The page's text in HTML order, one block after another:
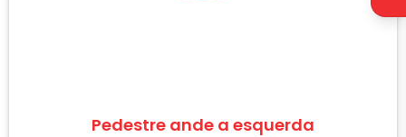
Pedestre ande a esquerda